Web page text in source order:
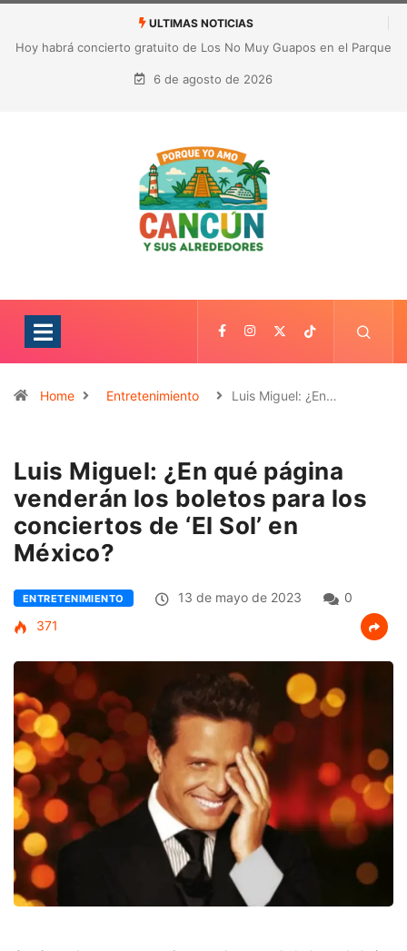
ULTIMAS NOTICIAS
Hoy habrá concierto gratuito de Los No Muy Guapos en el Parque
de las Palapas de Cancún
6 de agosto de 2026
Home Entretenimiento Luis Miguel: ¿En…
Luis Miguel: ¿En qué página
venderán los boletos para los
conciertos de ‘El Sol’ en
México?
ENTRETENIMIENTO 13 de mayo de 2023
0
371